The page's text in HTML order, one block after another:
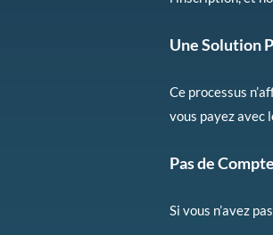
Une Solution
Ce processus
vous payez avec
Pas de
Si vous n’avez